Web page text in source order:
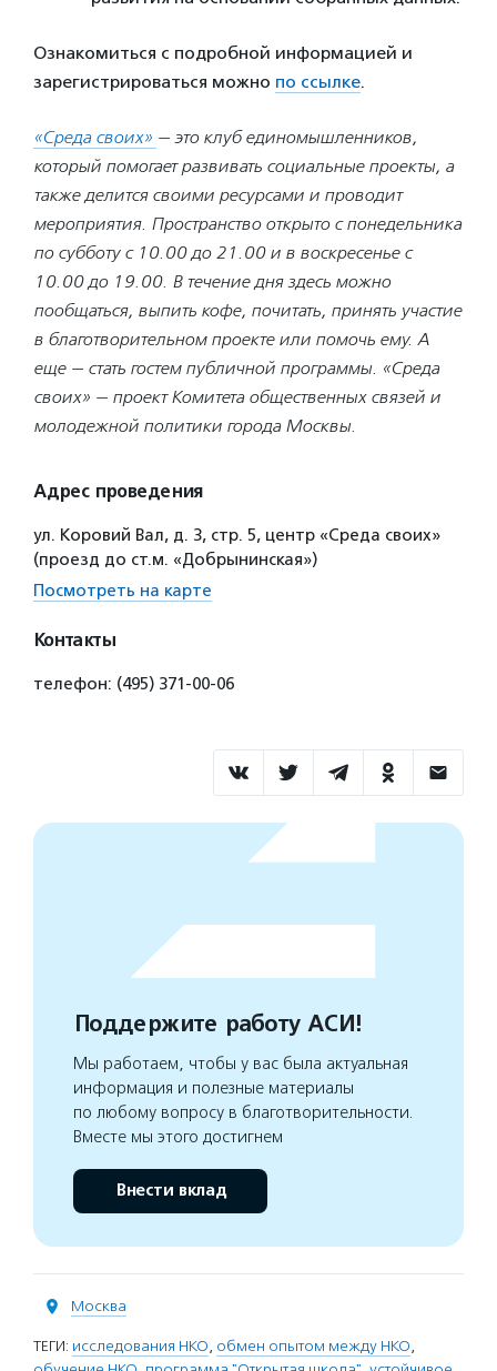
Ознакомиться с подробной информацией и
зарегистрироваться можно по ссылке.
«Среда своих» — это клуб единомышленников,
который помогает развивать социальные проекты, а
также делится своими ресурсами и проводит
мероприятия. Пространство открыто с понедельника
по субботу с 10.00 до 21.00 и в воскресенье с
10.00 до 19.00. В течение дня здесь можно
пообщаться, выпить кофе, почитать, принять участие
в благотворительном проекте или помочь ему. А
еще — стать гостем публичной программы. «Среда
своих» — проект Комитета общественных связей и
молодежной политики города Москвы.
Адрес проведения
ул. Коровий Вал, д. 3, стр. 5, центр «Среда своих»
(проезд до ст.м. «Добрынинская»)
Посмотреть на карте
Контакты
телефон: (495) 371-00-06
Поддержите работу АСИ!
Мы работаем, чтобы у вас была актуальная
информация и полезные материалы
по любому вопросу в благотворительности.
Вместе мы этого достигнем
Внести вклад
Москва
ТЕГИ: исследования НКО, обмен опытом между НКО,